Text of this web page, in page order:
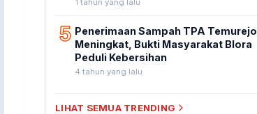
1 tahun yang lalu
5 Penerimaan Sampah TPA Temurejo
Meningkat, Bukti Masyarakat Blora
Peduli Kebersihan
4 tahun yang lalu
LIHAT SEMUA TRENDING